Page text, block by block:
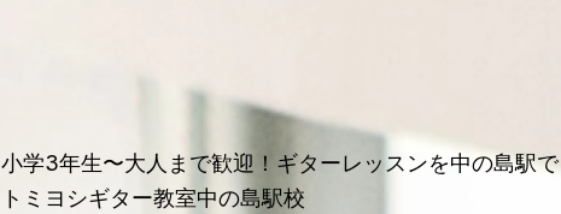
小学3年生〜大人まで歓迎！ギターレッスンを中の島駅で
トミヨシギター教室中の島駅校